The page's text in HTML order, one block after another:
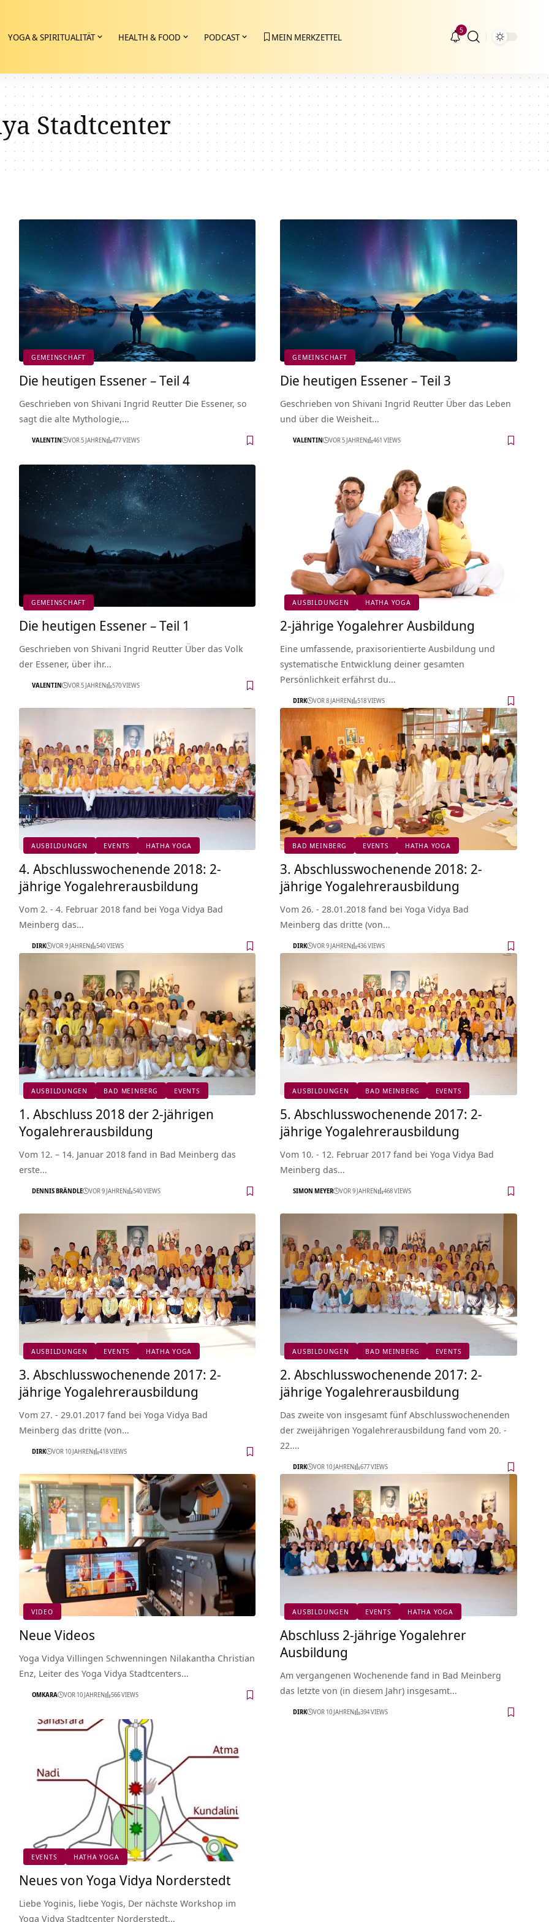
YOGA & SPIRITUALITÄT HEALTH & FOOD PODCAST MEIN MERKZETTEL
5
Stadtcenter
GEMEINSCHAFT
Die heutigen Essener – Teil 4
Geschrieben von Shivani Ingrid Reutter Die Essener, so
sagt die alte Mythologie,…
VALENTIN VOR 5 JAHREN 477 VIEWS
GEMEINSCHAFT
Die heutigen Essener – Teil 3
Geschrieben von Shivani Ingrid Reutter Über das Leben
und über die Weisheit…
VALENTIN VOR 5 JAHREN 461 VIEWS
GEMEINSCHAFT
Die heutigen Essener – Teil 1
Geschrieben von Shivani Ingrid Reutter Über das Volk
der Essener, über ihr…
VALENTIN VOR 5 JAHREN 570 VIEWS
AUSBILDUNGEN HATHA YOGA
2-jährige Yogalehrer Ausbildung
Eine umfassende, praxisorientierte Ausbildung und
systematische Entwicklung deiner gesamten
Persönlichkeit erfährst du…
DIRK VOR 8 JAHREN 518 VIEWS
AUSBILDUNGEN EVENTS HATHA YOGA
4. Abschlusswochenende 2018: 2-
jährige Yogalehrerausbildung
Vom 2. - 4. Februar 2018 fand bei Yoga Vidya Bad
Meinberg das…
DIRK VOR 9 JAHREN 540 VIEWS
BAD MEINBERG EVENTS HATHA YOGA
3. Abschlusswochenende 2018: 2-
jährige Yogalehrerausbildung
Vom 26. - 28.01.2018 fand bei Yoga Vidya Bad
Meinberg das dritte (von…
DIRK VOR 9 JAHREN 436 VIEWS
AUSBILDUNGEN BAD MEINBERG EVENTS
1. Abschluss 2018 der 2-jährigen
Yogalehrerausbildung
Vom 12. – 14. Januar 2018 fand in Bad Meinberg das
erste…
DENNIS BRÄNDLE VOR 9 JAHREN 540 VIEWS
AUSBILDUNGEN BAD MEINBERG EVENTS
5. Abschlusswochenende 2017: 2-
jährige Yogalehrerausbildung
Vom 10. - 12. Februar 2017 fand bei Yoga Vidya Bad
Meinberg das…
SIMON MEYER VOR 9 JAHREN 468 VIEWS
AUSBILDUNGEN EVENTS HATHA YOGA
3. Abschlusswochenende 2017: 2-
jährige Yogalehrerausbildung
Vom 27. - 29.01.2017 fand bei Yoga Vidya Bad
Meinberg das dritte (von…
DIRK VOR 10 JAHREN 418 VIEWS
AUSBILDUNGEN BAD MEINBERG EVENTS
2. Abschlusswochenende 2017: 2-
jährige Yogalehrerausbildung
Das zweite von insgesamt fünf Abschlusswochenenden
der zweijährigen Yogalehrerausbildung fand vom 20. -
22.…
DIRK VOR 10 JAHREN 677 VIEWS
VIDEO
Neue Videos
Yoga Vidya Villingen Schwenningen Nilakantha Christian
Enz, Leiter des Yoga Vidya Stadtcenters…
OMKARA VOR 10 JAHREN 566 VIEWS
AUSBILDUNGEN EVENTS HATHA YOGA
Abschluss 2-jährige Yogalehrer
Ausbildung
Am vergangenen Wochenende fand in Bad Meinberg
das letzte von (in diesem Jahr) insgesamt…
DIRK VOR 10 JAHREN 394 VIEWS
EVENTS HATHA YOGA
Neues von Yoga Vidya Norderstedt
Liebe Yoginis, liebe Yogis, Der nächste Workshop im
Yoga Vidya Stadtcenter Norderstedt…